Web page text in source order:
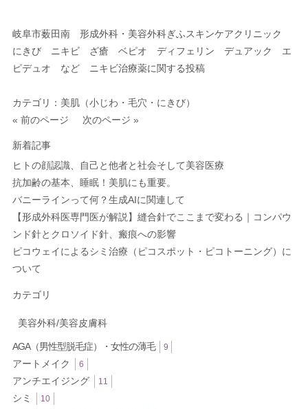
岐阜市薮田南 形成外科・美容外科ぎふスキンケアクリニック
にきび ニキビ ざ瘡 ベピオ ディフェリン デュアック エ
ピデュオ など ニキビ治療薬に関する投稿
カテゴリ： 美肌（小じわ・毛穴・にきび）
« 前のページ
次のページ »
新着記事
ヒトの顔認識、自己と他者と社会そして美容医療
抗加齢の基本、睡眠！美肌にも重要。
バニーラインって何？生成AIに関連して
【形成外科医専門医が解説】縫合針でここまで変わる｜コンパウ
ンド針とクロソイド針、瘢痕への影響
ピコウェイによるシミ治療（ピコスポット・ピコトーニング）に
ついて
カテゴリ
美容外科/美容皮膚科
AGA（男性型脱毛症）・女性の薄毛 9
アートメイク 6
アンチエイジング 11
シミ 10